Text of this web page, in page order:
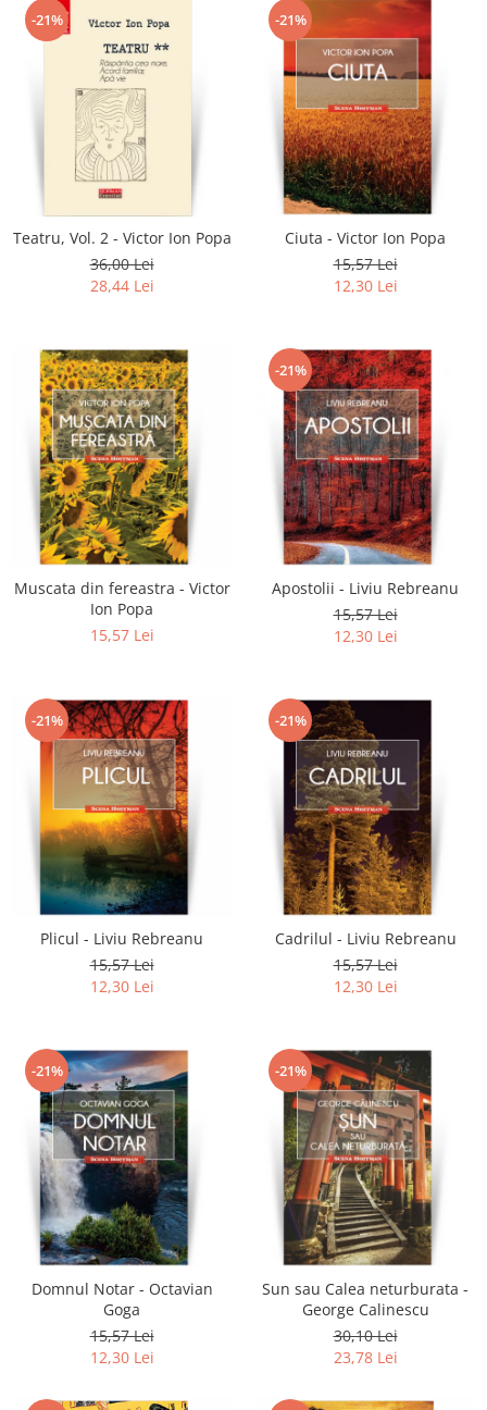
-21%
Teatru, Vol. 2 - Victor Ion Popa
36,00 Lei
28,44 Lei
-21%
Ciuta - Victor Ion Popa
15,57 Lei
12,30 Lei
Muscata din fereastra - Victor
Ion Popa
15,57 Lei
-21%
Apostolii - Liviu Rebreanu
15,57 Lei
12,30 Lei
-21%
Plicul - Liviu Rebreanu
15,57 Lei
12,30 Lei
-21%
Cadrilul - Liviu Rebreanu
15,57 Lei
12,30 Lei
-21%
Domnul Notar - Octavian
Goga
15,57 Lei
12,30 Lei
-21%
Sun sau Calea neturburata -
George Calinescu
30,10 Lei
23,78 Lei